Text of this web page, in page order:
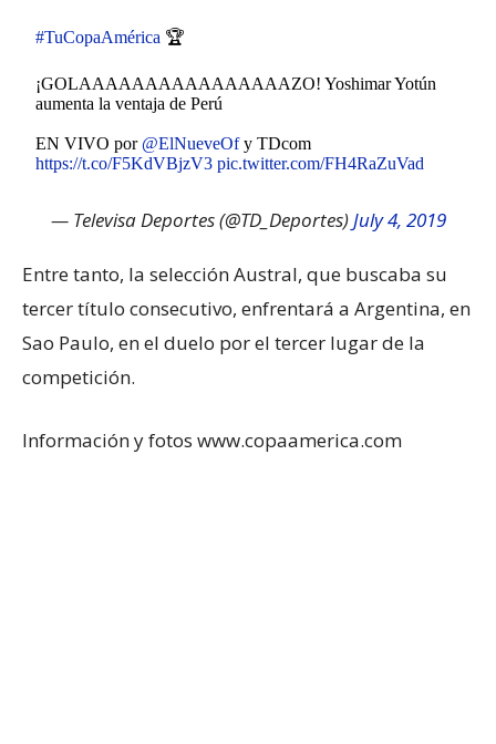
#TuCopaAmérica 🏆
¡GOLAAAAAAAAAAAAAAAAZO! Yoshimar Yotún
aumenta la ventaja de Perú
EN VIVO por @ElNueveOfy TDcom
https://t.co/F5KdVBjzV3 pic.twitter.com/FH4RaZuVad
— Televisa Deportes (@TD_Deportes)July 4, 2019
Entre tanto, la selección Austral, que buscaba su
tercer título consecutivo, enfrentará a Argentina, en
Sao Paulo, en el duelo por el tercer lugar de la
competición.
Información y fotos www.copaamerica.com